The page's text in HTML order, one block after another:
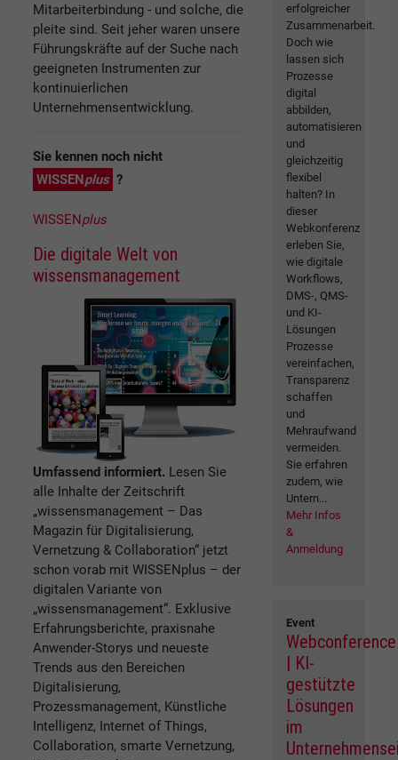
Mitarbeiterbindung - und solche, die
pleite sind. Seit jeher waren unsere
Führungskräfte auf der Suche nach
geeigneten Instrumenten zur
kontinuierlichen
Unternehmensentwicklung.
Sie kennen noch nicht
WISSENplus ?
WISSENplus
Die digitale Welt von
wissensmanagement
Umfassend informiert. Lesen Sie
alle Inhalte der Zeitschrift
„wissensmanagement – Das
Magazin für Digitalisierung,
Vernetzung & Collaboration“ jetzt
schon vorab mit WISSENplus – der
digitalen Variante von
„wissensmanagement“. Exklusive
Erfahrungsberichte, praxisnahe
Anwender-Storys und neueste
Trends aus den Bereichen
Digitalisierung,
Prozessmanagement, Künstliche
Intelligenz, Internet of Things,
Collaboration, smarte Vernetzung,
erfolgreicher
Zusammenarbeit.
Doch wie
lassen sich
Prozesse
digital
abbilden,
automatisieren
und
gleichzeitig
flexibel
halten? In
dieser
Webkonferenz
erleben Sie,
wie digitale
Workflows,
DMS-, QMS-
und KI-
Lösungen
Prozesse
vereinfachen,
Transparenz
schaffen
und
Mehraufwand
vermeiden.
Sie erfahren
zudem, wie
Untern...
Mehr Infos
&
Anmeldung
Event
Webconference
| KI-
gestützte
Lösungen
im